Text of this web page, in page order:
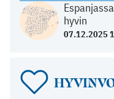
hyvin
07.12.2025